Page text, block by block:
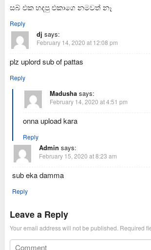
සබ් එක හදපු එකාගෙ නමවත් නෑ
Reply
dj says:
February 14, 2020 at 12:08 pm
plz uplord sub of pattas
Reply
Madusha says:
February 14, 2020 at 4:51 pm
onna upload kara
Reply
Admin says:
February 15, 2020 at 8:23 am
sub eka damma
Reply
Leave a Reply
Your email address will not be published. Required